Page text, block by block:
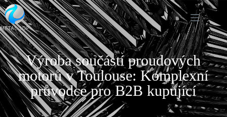
Výroba součástí proudových
motorů v Toulouse: Komplexní
průvodce pro B2B kupující